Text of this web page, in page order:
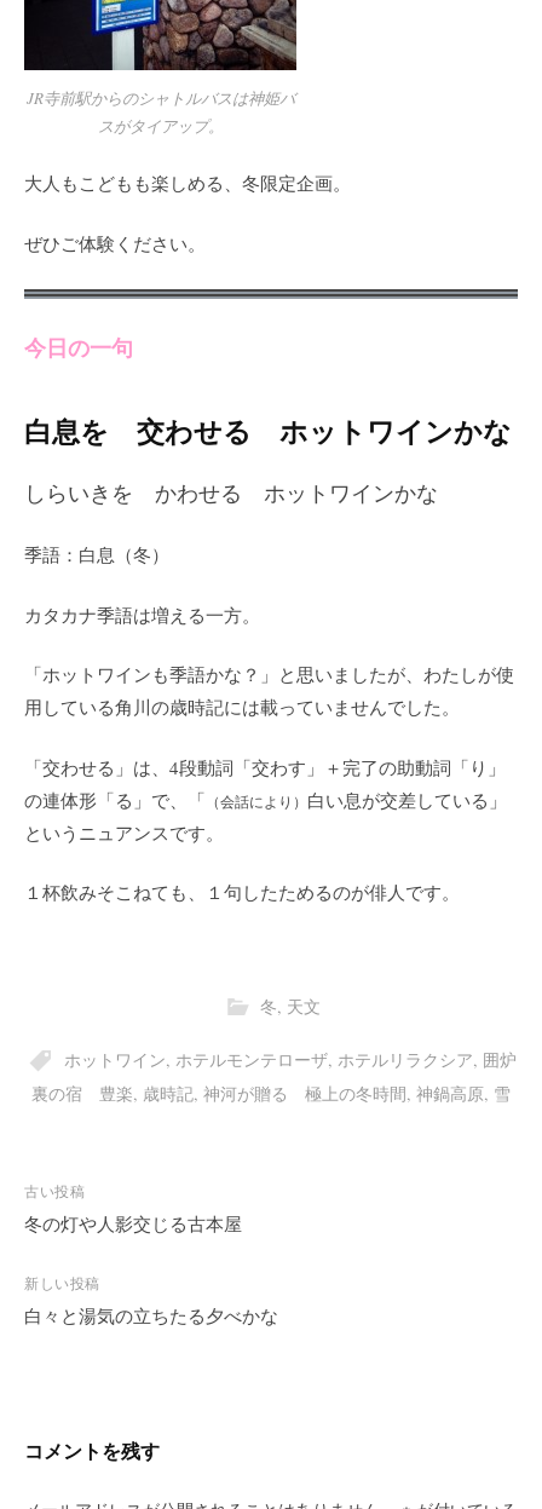
JR寺前駅からのシャトルバスは神姫バ
スがタイアップ。
大人もこどもも楽しめる、冬限定企画。
ぜひご体験ください。
今日の一句
白息を 交わせる ホットワインかな
しらいきを かわせる ホットワインかな
季語：白息（冬）
カタカナ季語は増える一方。
「ホットワインも季語かな？」と思いましたが、わたしが使
用している角川の歳時記には載っていませんでした。
「交わせる」は、4段動詞「交わす」＋完了の助動詞「り」
の連体形「る」で、「 （会話により） 白い息が交差している」
というニュアンスです。
１杯飲みそこねても、１句したためるのが俳人です。
冬, 天文
ホットワイン, ホテルモンテローザ, ホテルリラクシア, 囲炉
裏の宿 豊楽, 歳時記, 神河が贈る 極上の冬時間, 神鍋高原, 雪
投
稿
ビ
ゲ
ン
古い投稿
冬の灯や人影交じる古本屋
新しい投稿
白々と湯気の立ちたる夕べかな
コメントを残す